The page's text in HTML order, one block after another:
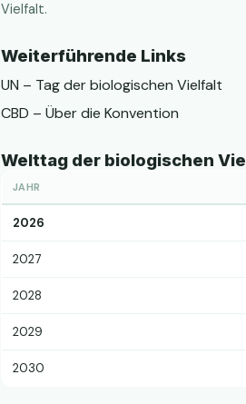
Vielfalt.
Weiterführende Links
UN – Tag der biologischen Vielfalt
CBD – Über die Konvention
Welttag der biologischen
JAHR
2026
2027
2028
2029
2030